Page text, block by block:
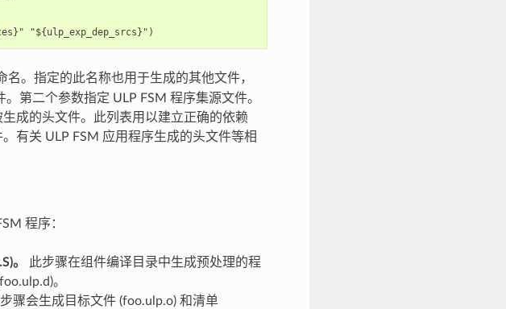
名。指定的此名称也用于生成的其他文件，
第二个参数指定 ULP FSM 程序集源文件。
成的头文件。此列表用以建立正确的依赖
有关 ULP FSM 应用程序生成的头文件等相
程序：
。
此步骤在组件编译目录中生成预处理的程
。
骤会生成目标文件 (foo.ulp.o) 和清单